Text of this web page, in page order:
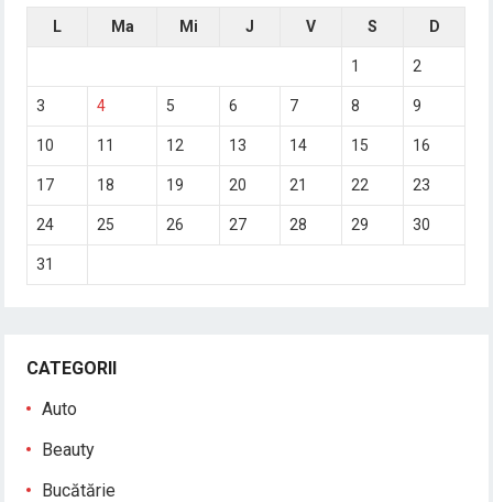
L Ma Mi J V S D
1 2
3 4 5 6 7 8 9
10 11 12 13 14 15 16
17 18 19 20 21 22 23
24 25 26 27 28 29 30
31
CATEGORII
Auto
Beauty
Bucătărie